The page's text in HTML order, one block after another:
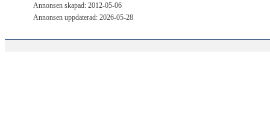
Annonsen skapad: 2012-05-06
Annonsen uppdaterad: 2026-05-28